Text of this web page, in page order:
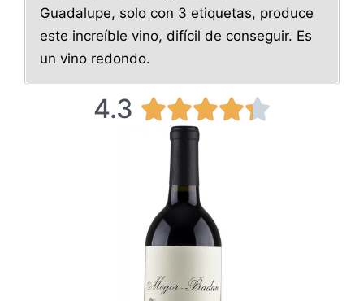
Guadalupe, solo con 3 etiquetas, produce
este increíble vino, difícil de conseguir. Es
un vino redondo.
4.3 